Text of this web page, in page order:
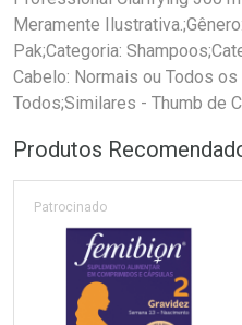
Meramente
Pak;Categoria:
Cabelo: Normais ou Todos
Todos;Similares - Thumb de
Produtos
Patrocinado